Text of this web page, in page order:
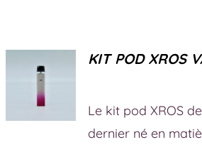
KIT POD XROS
Le kit pod XROS
dernier né en